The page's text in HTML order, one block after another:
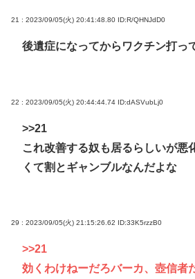
21 : 2023/09/05(火) 20:41:48.80 ID:R/QHNJdD0
後遺症になってからワクチン打っ
22 : 2023/09/05(火) 20:44:44.74 ID:dASVubLj0
>>21
これ改善する奴も居るらしいが悪
くて割とギャンブルなんだよな
29 : 2023/09/05(火) 21:15:26.62 ID:33K5rzzB0
>>21
効くわけねーだろバーカ、壺信者